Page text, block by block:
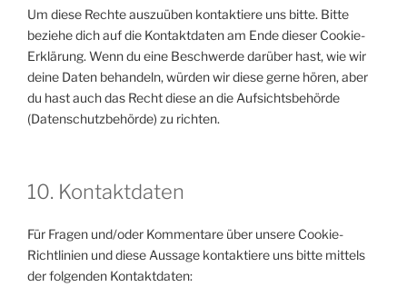
Um diese Rechte auszuüben kontaktiere uns bitte. Bitte
beziehe dich auf die Kontaktdaten am Ende dieser Cookie-
Erklärung. Wenn du eine Beschwerde darüber hast, wie wir
deine Daten behandeln, würden wir diese gerne hören, aber
du hast auch das Recht diese an die Aufsichtsbehörde
(Datenschutzbehörde) zu richten.
10. Kontaktdaten
Für Fragen und/oder Kommentare über unsere Cookie-
Richtlinien und diese Aussage kontaktiere uns bitte mittels
der folgenden Kontaktdaten: